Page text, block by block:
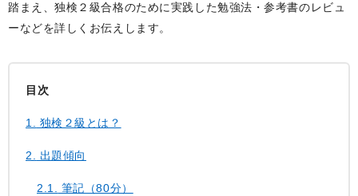
踏まえ、独検２級合格のために実践した勉強法・参考書のレビュ
ーなどを詳しくお伝えします。
目次
1. 独検２級とは？
2. 出題傾向
2.1. 筆記（80分）